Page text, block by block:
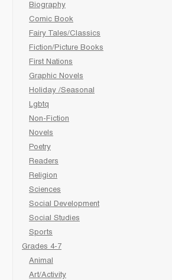
Biography
Comic Book
Fairy Tales/Classics
Fiction/Picture Books
First Nations
Graphic Novels
Holiday /Seasonal
Lgbtq
Non-Fiction
Novels
Poetry
Readers
Religion
Sciences
Social Development
Social Studies
Sports
Grades 4-7
Animal
Art/Activity